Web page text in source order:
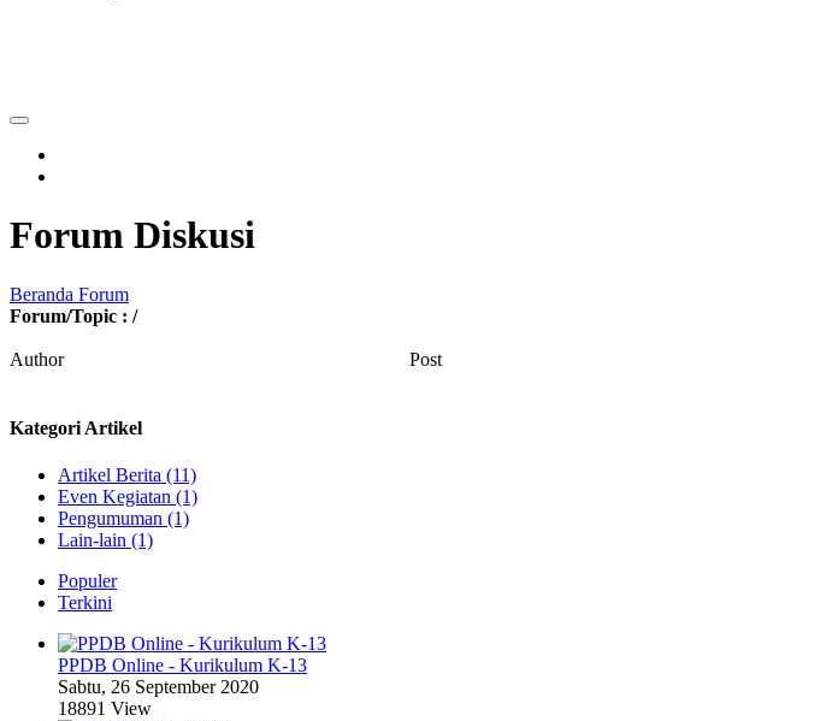
Forum Diskusi
Beranda Forum
Forum/Topic : /
Author
Post
Kategori Artikel
Artikel Berita (11)
Even Kegiatan (1)
Pengumuman (1)
Lain-lain (1)
Populer
Terkini
PPDB Online - Kurikulum K-13
Sabtu, 26 September 2020
18891 View